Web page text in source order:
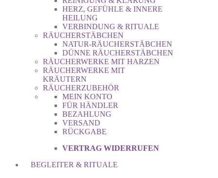
HERZ, GEFÜHLE & INNERE
HEILUNG
VERBINDUNG & RITUALE
RÄUCHERSTÄBCHEN
NATUR-RÄUCHERSTÄBCHEN
DÜNNE RÄUCHERSTÄBCHEN
RÄUCHERWERKE MIT HARZEN
RÄUCHERWERKE MIT
KRÄUTERN
RÄUCHERZUBEHÖR
MEIN KONTO
FÜR HÄNDLER
BEZAHLUNG
VERSAND
RÜCKGABE
VERTRAG WIDERRUFEN
BEGLEITER & RITUALE